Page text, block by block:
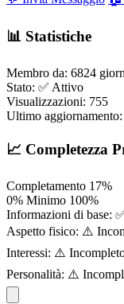
📊 Statistiche
Membro da: 6824
Stato: ✅ Attivo
Visualizzazioni: 755
Ultimo aggiornamento:
📈 Completezza
Completamento 17%
0% Minimo 100%
Informazioni di base:
Aspetto fisico: ⚠️
Interessi: ⚠️
Personalità: ⚠️